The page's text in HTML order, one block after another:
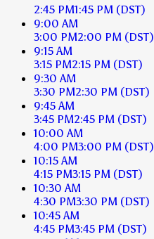
2:45 PM1:45 PM (DST)
9:00 AM
3:00 PM2:00 PM (DST)
9:15 AM
3:15 PM2:15 PM (DST)
9:30 AM
3:30 PM2:30 PM (DST)
9:45 AM
3:45 PM2:45 PM (DST)
10:00 AM
4:00 PM3:00 PM (DST)
10:15 AM
4:15 PM3:15 PM (DST)
10:30 AM
4:30 PM3:30 PM (DST)
10:45 AM
4:45 PM3:45 PM (DST)